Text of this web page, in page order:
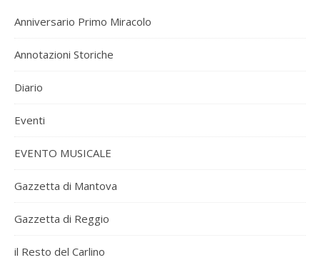
Anniversario Primo Miracolo
Annotazioni Storiche
Diario
Eventi
EVENTO MUSICALE
Gazzetta di Mantova
Gazzetta di Reggio
il Resto del Carlino